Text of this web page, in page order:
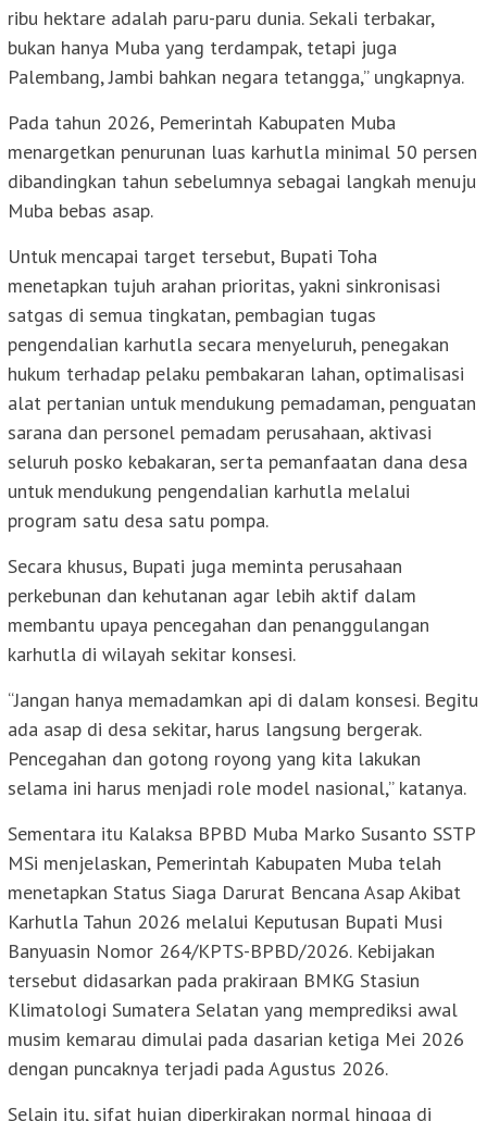
ribu hektare adalah paru-paru dunia. Sekali terbakar,
bukan hanya Muba yang terdampak, tetapi juga
Palembang, Jambi bahkan negara tetangga,” ungkapnya.
Pada tahun 2026, Pemerintah Kabupaten Muba
menargetkan penurunan luas karhutla minimal 50 persen
dibandingkan tahun sebelumnya sebagai langkah menuju
Muba bebas asap.
Untuk mencapai target tersebut, Bupati Toha
menetapkan tujuh arahan prioritas, yakni sinkronisasi
satgas di semua tingkatan, pembagian tugas
pengendalian karhutla secara menyeluruh, penegakan
hukum terhadap pelaku pembakaran lahan, optimalisasi
alat pertanian untuk mendukung pemadaman, penguatan
sarana dan personel pemadam perusahaan, aktivasi
seluruh posko kebakaran, serta pemanfaatan dana desa
untuk mendukung pengendalian karhutla melalui
program satu desa satu pompa.
Secara khusus, Bupati juga meminta perusahaan
perkebunan dan kehutanan agar lebih aktif dalam
membantu upaya pencegahan dan penanggulangan
karhutla di wilayah sekitar konsesi.
“Jangan hanya memadamkan api di dalam konsesi. Begitu
ada asap di desa sekitar, harus langsung bergerak.
Pencegahan dan gotong royong yang kita lakukan
selama ini harus menjadi role model nasional,” katanya.
Sementara itu Kalaksa BPBD Muba Marko Susanto SSTP
MSi menjelaskan, Pemerintah Kabupaten Muba telah
menetapkan Status Siaga Darurat Bencana Asap Akibat
Karhutla Tahun 2026 melalui Keputusan Bupati Musi
Banyuasin Nomor 264/KPTS-BPBD/2026. Kebijakan
tersebut didasarkan pada prakiraan BMKG Stasiun
Klimatologi Sumatera Selatan yang memprediksi awal
musim kemarau dimulai pada dasarian ketiga Mei 2026
dengan puncaknya terjadi pada Agustus 2026.
Selain itu, sifat hujan diperkirakan normal hingga di